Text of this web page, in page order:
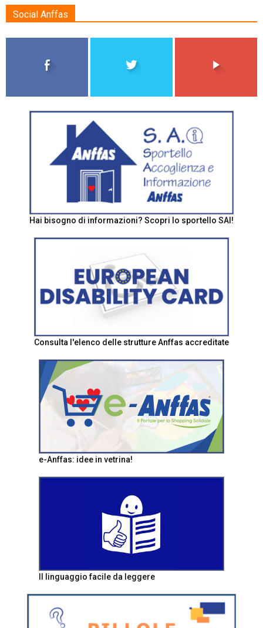
Social Anffas
Hai bisogno di informazioni? Scopri lo sportello SAI!
Consulta l'elenco delle strutture Anffas accreditate
e-Anffas: idee in vetrina!
Il linguaggio facile da leggere